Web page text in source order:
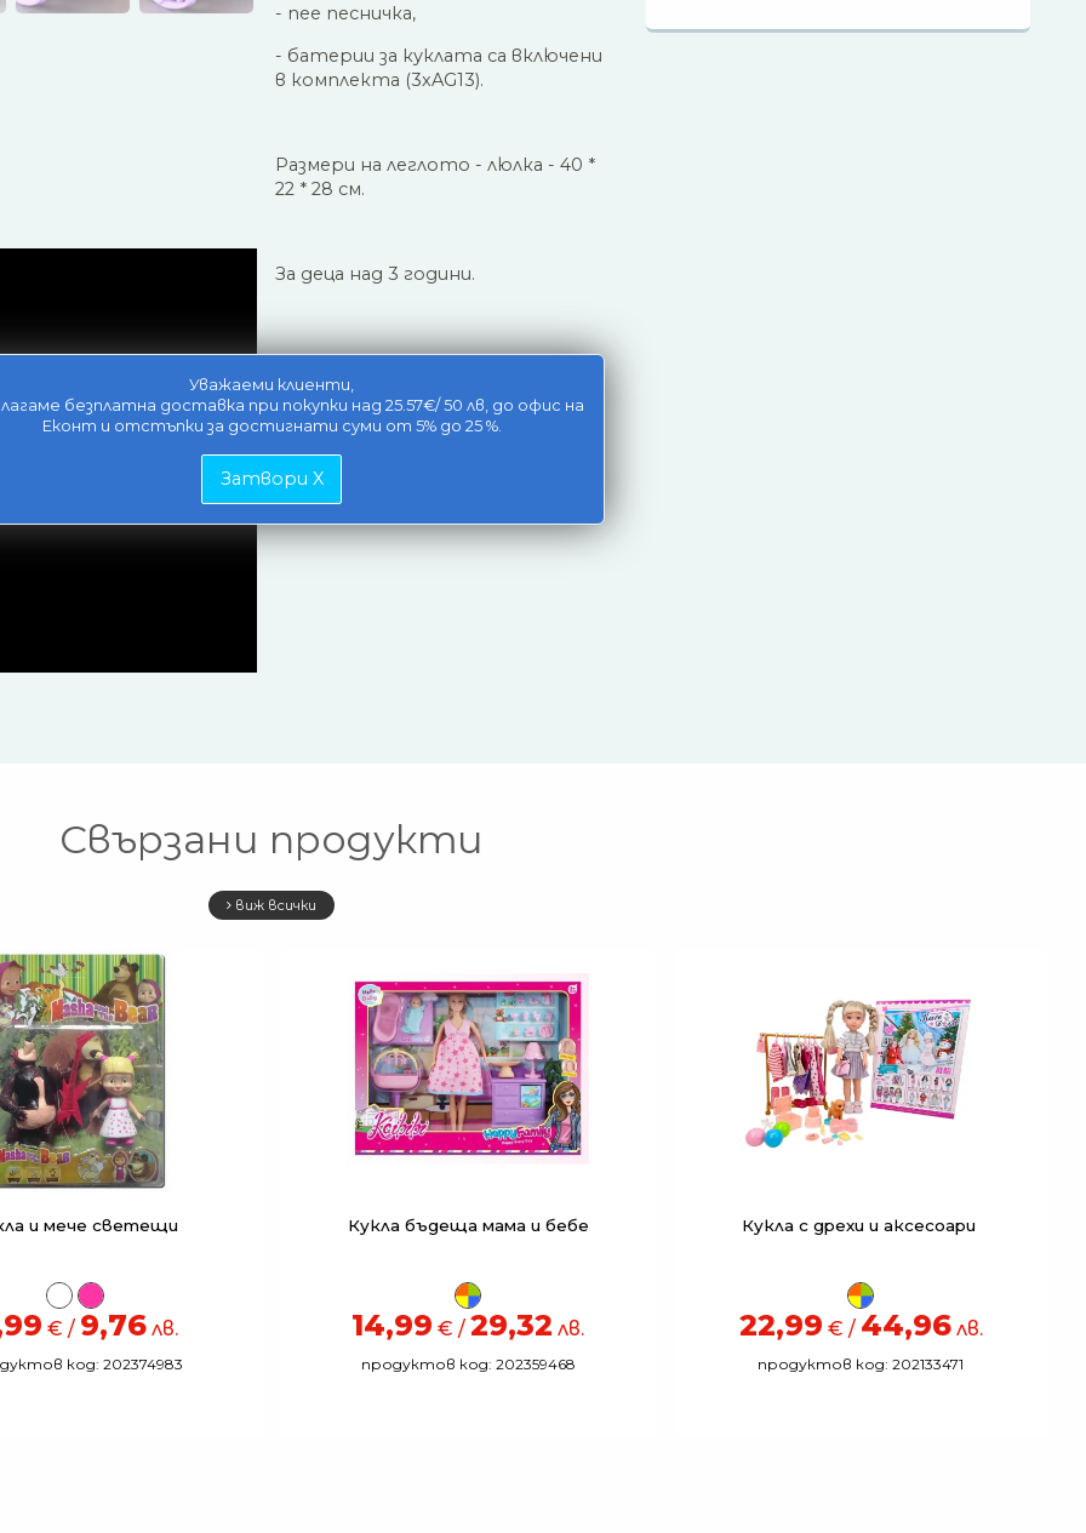
Уважаеми клиенти,
безплатна доставка при покупки над 25.57€/ 50 лв, до офис на
Еконт и отстъпки за достигнати суми от 5% до 25 %.
Затвори X
- пее песничка,
- батерии за куклата са включени
в комплекта (3xAG13).
Размери на леглото - люлка - 40 *
22 * 28 см.
За деца над 3 години.
Свързани продукти
виж всички
и мече светещи
€ / 9,76лв.
код: 202374983
Кукла бъдеща мама и бебе
14,99 € / 29,32 лв.
продуктов код: 202359468
Кукла с дрехи и аксесоари
22,99 € / 44,96лв.
продуктов код: 202133471